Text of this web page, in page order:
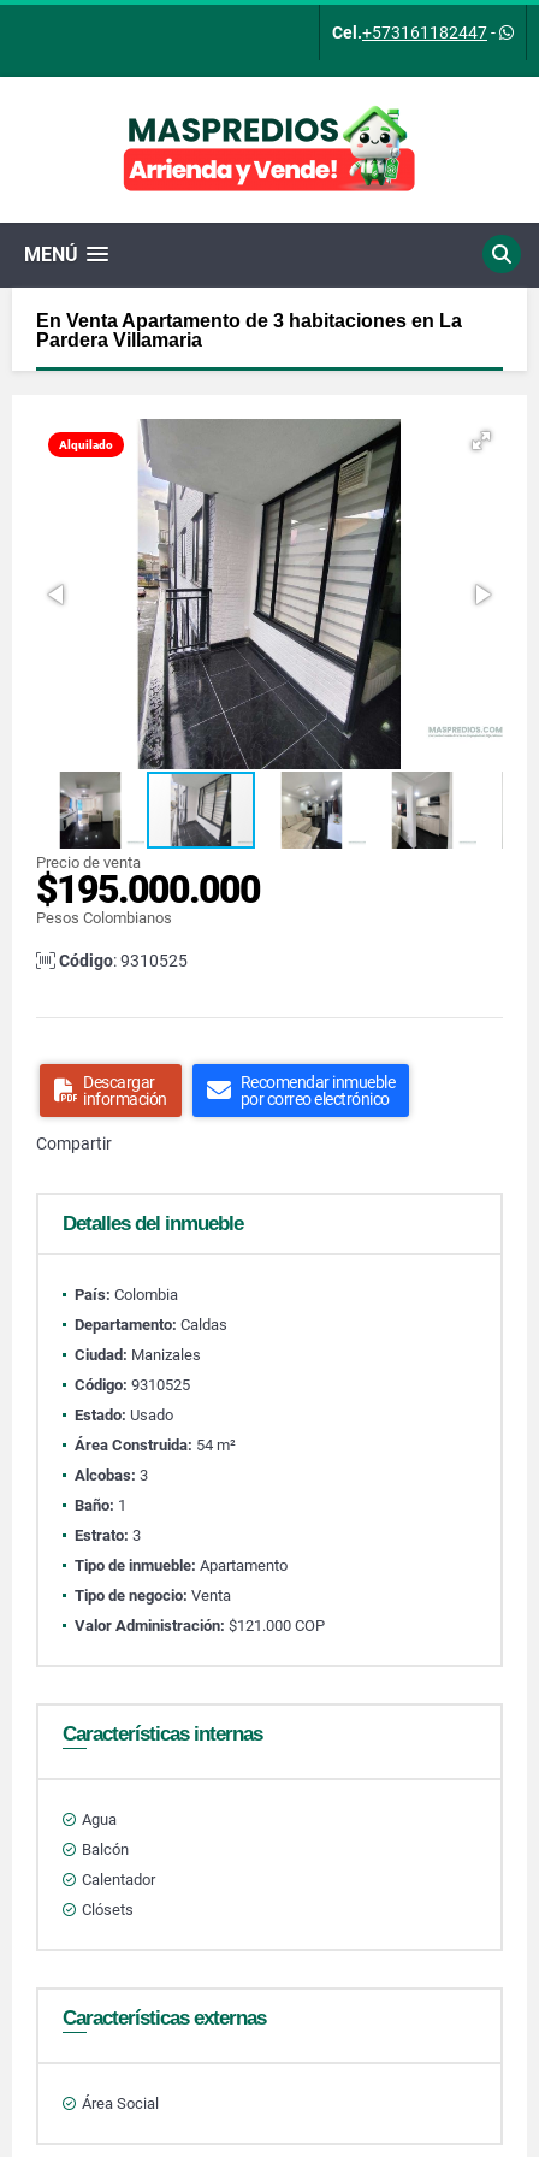
Cel.+573161182447-
MENÚ
En Venta Apartamento de 3 habitaciones en La
Pardera Villamaria
Alquilado
Precio de venta
$195.000.000
Pesos Colombianos
Código: 9310525
Descargar
información
Recomendar inmueble
por correo electrónico
Compartir
Detalles del inmueble
País: Colombia
Departamento: Caldas
Ciudad: Manizales
Código: 9310525
Estado: Usado
Área Construida: 54 m²
Alcobas: 3
Baño: 1
Estrato: 3
Tipo de inmueble: Apartamento
Tipo de negocio: Venta
Valor Administración: $121.000 COP
Características internas
Agua
Balcón
Calentador
Clósets
Características externas
Área Social